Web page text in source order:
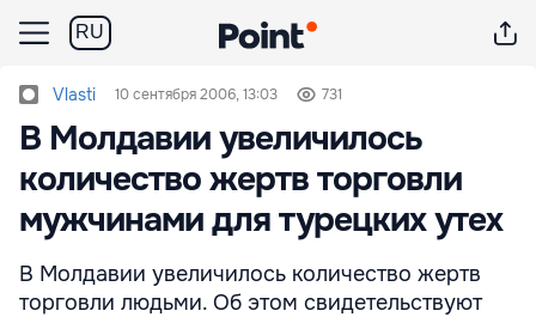
RU
Vlasti 10 сентября 2006, 13:03 731
В Молдавии увеличилось
количество жертв торговли
мужчинами для турецких утех
В Молдавии увеличилось количество жертв
торговли людьми. Об этом свидетельствуют